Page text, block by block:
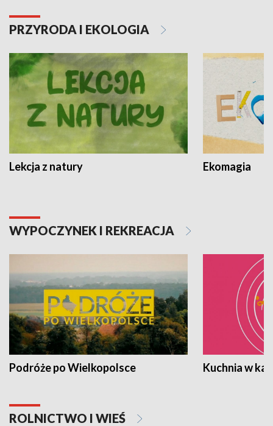
PRZYRODA I EKOLOGIA
Lekcja z natury Ekomagia
WYPOCZYNEK I REKREACJA
Podróże po Wielkopolsce Kuchnia w
ROLNICTWO I WIEŚ